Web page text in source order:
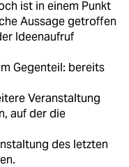
ist in einem Punkt
Aussage getroffen
Ideenaufruf
Gegenteil: bereits
Veranstaltung
auf der die
des letzten